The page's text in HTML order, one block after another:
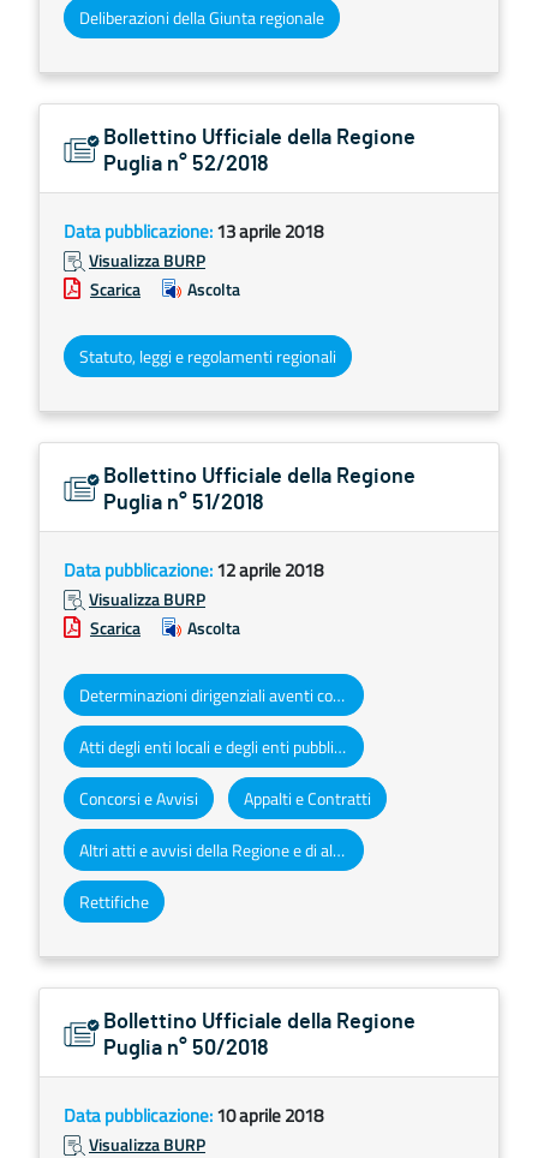
Deliberazioni della Giunta regionale
Bollettino Ufficiale della Regione
Puglia n° 52/2018
Data pubblicazione:13 aprile 2018
Visualizza BURP
Scarica
Ascolta
Statuto, leggi e regolamenti regionali
Bollettino Ufficiale della Regione
Puglia n° 51/2018
Data pubblicazione:12 aprile 2018
Visualizza BURP
Scarica
Ascolta
Determinazioni dirigenziali aventi contenuto di interesse generale
Atti degli enti locali e degli enti pubblici e privati
Concorsi e Avvisi Appalti e Contratti
Altri atti e avvisi della Regione e di altri enti pubblici che interessano la collettività regionale
Rettifiche
Bollettino Ufficiale della Regione
Puglia n° 50/2018
Data pubblicazione:10 aprile 2018
Visualizza BURP